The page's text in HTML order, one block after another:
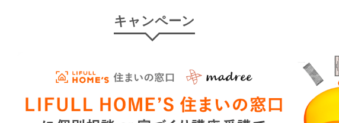
キャンペーン